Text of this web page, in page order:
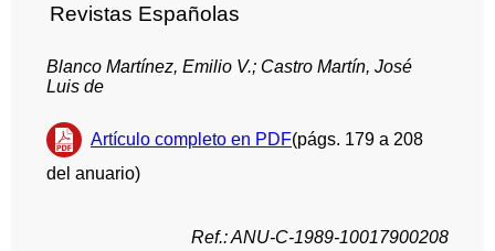
Revistas Españolas
Blanco Martínez, Emilio V.; Castro Martín, José
Luis de
Artículo completo en PDF(págs. 179 a 208
del anuario)
Ref.: ANU-C-1989-10017900208